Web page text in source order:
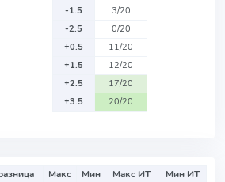
-1.5
3/20
-2.5
0/20
+0.5
11/20
+1.5
12/20
+2.5
17/20
+3.5
20/20
Макс Мин Макс ИТ
Мин ИТ